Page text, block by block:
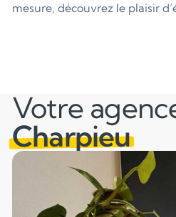
mesure, découvrez le plaisir
Votre
Charpieu